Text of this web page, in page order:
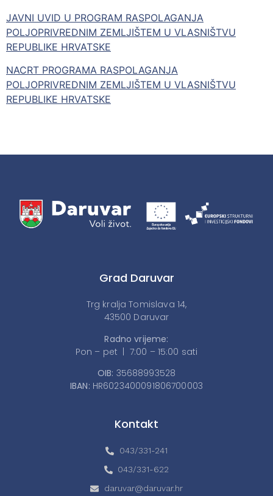
JAVNI UVID U PROGRAM RASPOLAGANJA
POLJOPRIVREDNIM ZEMLJIŠTEM U VLASNIŠTVU
REPUBLIKE HRVATSKE
NACRT PROGRAMA RASPOLAGANJA
POLJOPRIVREDNIM ZEMLJIŠTEM U VLASNIŠTVU
REPUBLIKE HRVATSKE
Grad Daruvar
Trg kralja Tomislava 14,
43500 Daruvar
Radno vrijeme:
Pon – pet | 7:00 – 15:00 sati
OIB: 35688993528
IBAN: HR6023400091806700003
Kontakt
043/331-241
043/331-622
daruvar@daruvar.hr